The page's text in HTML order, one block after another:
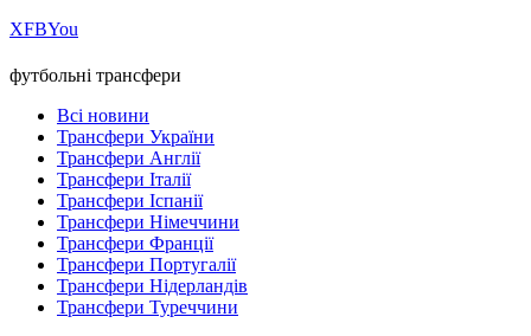
ХFBYou
футбольні трансфери
Всі новини
Трансфери України
Трансфери Англії
Трансфери Італії
Трансфери Іспанії
Трансфери Німеччини
Трансфери Франції
Трансфери Португалії
Трансфери Нідерландів
Трансфери Туреччини